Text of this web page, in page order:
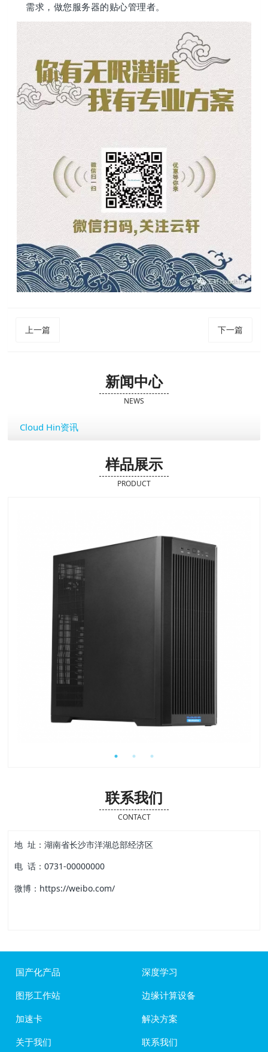
需求，做您服务器的贴心管理者。
上一篇 下一篇
新闻中心
NEWS
Cloud Hin资讯
样品展示
PRODUCT
联系我们
CONTACT
地 址：湖南省长沙市洋湖总部经济区
电 话：0731-00000000
微博：https://weibo.com/
国产化产品
深度学习
图形工作站
边缘计算设备
加速卡
解决方案
关于我们
联系我们